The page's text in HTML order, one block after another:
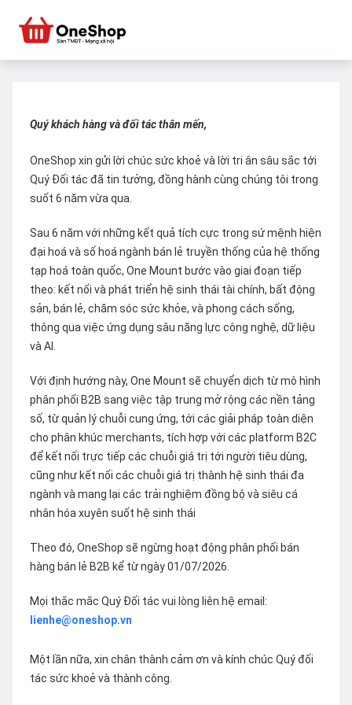
Quý khách hàng và đối tác thân mến,
OneShop xin gửi lời chúc sức khoẻ và lời tri ân sâu sắc tới
Quý Đối tác đã tin tưởng, đồng hành cùng chúng tôi trong
suốt 6 năm vừa qua.
Sau 6 năm với những kết quả tích cực trong sứ mệnh hiện
đại hoá và số hoá ngành bán lẻ truyền thống của hệ thống
tạp hoá toàn quốc, One Mount bước vào giai đoạn tiếp
theo: kết nối và phát triển hệ sinh thái tài chính, bất động
sản, bán lẻ, chăm sóc sức khỏe, và phong cách sống,
thông qua việc ứng dụng sâu năng lực công nghệ, dữ liệu
và AI.
Với định hướng này, One Mount sẽ chuyển dịch từ mô hình
phân phối B2B sang việc tập trung mở rộng các nền tảng
số, từ quản lý chuỗi cung ứng, tới các giải pháp toàn diện
cho phân khúc merchants, tích hợp với các platform B2C
để kết nối trực tiếp các chuỗi giá trị tới người tiêu dùng,
cũng như kết nối các chuỗi giá trị thành hệ sinh thái đa
ngành và mang lại các trải nghiệm đồng bộ và siêu cá
nhân hóa xuyên suốt hệ sinh thái
Theo đó, OneShop sẽ ngừng hoạt động phân phối bán
hàng bán lẻ B2B kể từ ngày 01/07/2026.
Mọi thắc mắc Quý Đối tác vui lòng liên hệ email:
lienhe@oneshop.vn
Một lần nữa, xin chân thành cảm ơn và kính chúc Quý đối
tác sức khoẻ và thành công.